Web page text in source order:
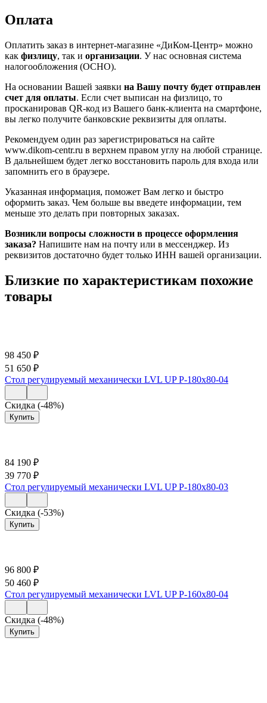
Оплата
Оплатить заказ в интернет-магазине «ДиКом-Центр» можно
как физлицу, так и организации. У нас основная система
налогообложения (ОСНО).
На основании Вашей заявки на Вашу почту будет отправлен
счет для оплаты. Если счет выписан на физлицо, то
просканировав QR-код из Вашего банк-клиента на смартфоне,
вы легко получите банковские реквизиты для оплаты.
Рекомендуем один раз зарегистрироваться на сайте
www.dikom-centr.ru в верхнем правом углу на любой странице.
В дальнейшем будет легко восстановить пароль для входа или
запомнить его в браузере.
Указанная информация, поможет Вам легко и быстро
оформить заказ. Чем больше вы введете информации, тем
меньше это делать при повторных заказах.
Возникли вопросы сложности в процессе оформления
заказа? Напишите нам на почту или в мессенджер. Из
реквизитов достаточно будет только ИНН вашей организации.
Близкие по характеристикам похожие
товары
98 450 ₽
51 650 ₽
Стол регулируемый механически LVL UP Р-180х80-04
Скидка (-48%)
Купить
84 190 ₽
39 770 ₽
Стол регулируемый механически LVL UP Р-180х80-03
Скидка (-53%)
Купить
96 800 ₽
50 460 ₽
Стол регулируемый механически LVL UP Р-160х80-04
Скидка (-48%)
Купить